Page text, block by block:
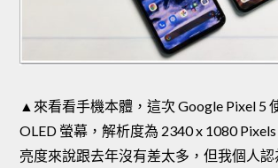
▲來看看手機本體，這次 Google Pixel 5
OLED 螢幕，解析度為 2340 x 1080
亮度來說跟去年沒有差太多，但我個人